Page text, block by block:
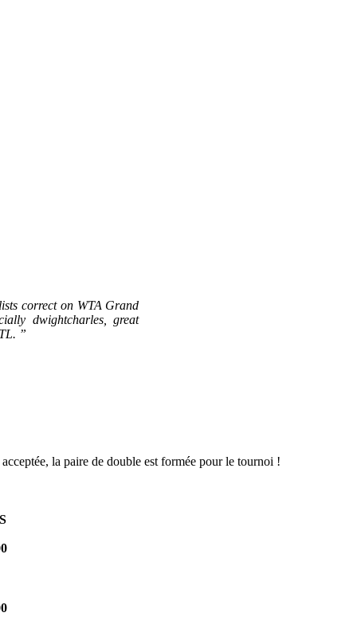
correct on WTA Grand
dwightcharles, great
”
la paire de double est formée pour le tournoi !